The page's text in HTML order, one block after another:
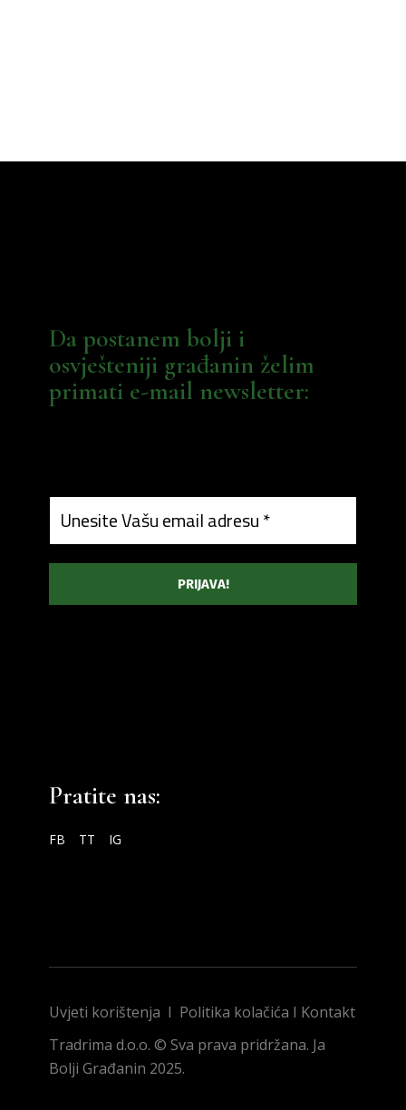
Da postanem bolji i
osvješteniji građanin želim
primati e-mail newsletter:
Pratite nas:
FB TT IG
Uvjeti korištenja I Politika kolačića I Kontakt
Tradrima d.o.o. © Sva prava pridržana. Ja
Bolji Građanin 2025.